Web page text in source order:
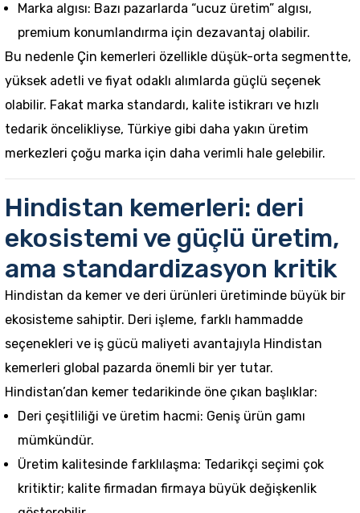
Marka algısı: Bazı pazarlarda “ucuz üretim” algısı,
premium konumlandırma için dezavantaj olabilir.
Bu nedenle Çin kemerleri özellikle düşük-orta segmentte,
yüksek adetli ve fiyat odaklı alımlarda güçlü seçenek
olabilir. Fakat marka standardı, kalite istikrarı ve hızlı
tedarik öncelikliyse, Türkiye gibi daha yakın üretim
merkezleri çoğu marka için daha verimli hale gelebilir.
Hindistan kemerleri: deri
ekosistemi ve güçlü üretim,
ama standardizasyon kritik
Hindistan da kemer ve deri ürünleri üretiminde büyük bir
ekosisteme sahiptir. Deri işleme, farklı hammadde
seçenekleri ve iş gücü maliyeti avantajıyla Hindistan
kemerleri global pazarda önemli bir yer tutar.
Hindistan’dan kemer tedarikinde öne çıkan başlıklar:
Deri çeşitliliği ve üretim hacmi: Geniş ürün gamı
mümkündür.
Üretim kalitesinde farklılaşma: Tedarikçi seçimi çok
kritiktir; kalite firmadan firmaya büyük değişkenlik